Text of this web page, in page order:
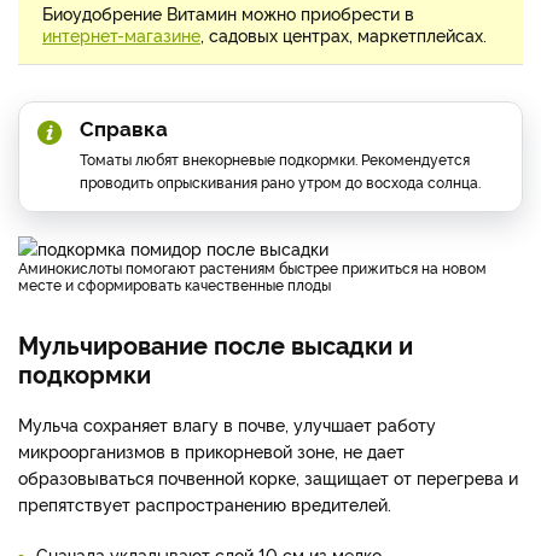
Биоудобрение Витамин можно приобрести в
интернет-магазине, садовых центрах, маркетплейсах.
Справка
Томаты любят внекорневые подкормки. Рекомендуется
проводить опрыскивания рано утром до восхода солнца.
Аминокислоты помогают растениям быстрее прижиться на новом
месте и сформировать качественные плоды
Мульчирование после высадки и
подкормки
Мульча сохраняет влагу в почве, улучшает работу
микроорганизмов в прикорневой зоне, не дает
образовываться почвенной корке, защищает от перегрева и
препятствует распространению вредителей.